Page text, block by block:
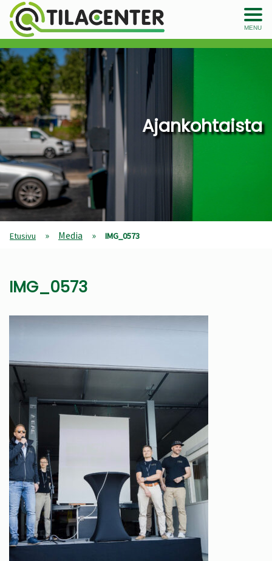
MENU
Ajankohtaista
Etusivu » Media » IMG_0573
IMG_0573